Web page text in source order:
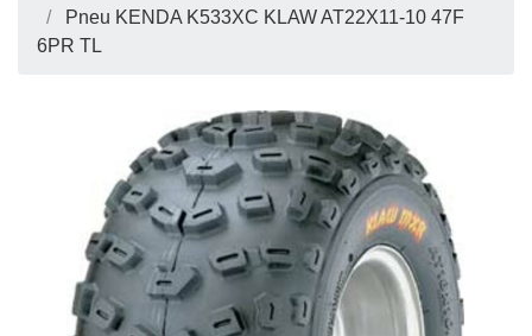
Pneu KENDA K533XC KLAW AT22X11-10 47F
6PR TL